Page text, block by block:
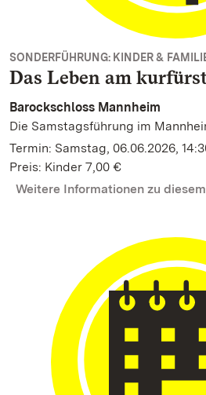
SONDERFÜHRUNG: KINDER &
Das Leben am
Barockschloss Mannheim
Die Samstagsführung im
Termin: Samstag, 06.06.2026,
Preis: Kinder 7,00 €
Weitere Informationen zu